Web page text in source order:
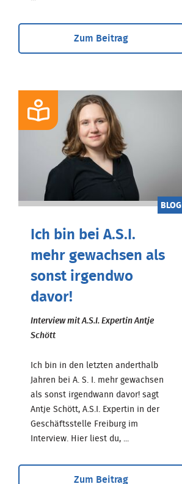
Zum Beitrag
BLOG
Ich bin bei A.S.I.
mehr gewachsen als
sonst irgendwo
davor!
Interview mit A.S.I. Expertin Antje
Schött
Ich bin in den letzten anderthalb
Jahren bei A. S. I. mehr gewachsen
als sonst irgendwann davor! sagt
Antje Schött, A.S.I. Expertin in der
Geschäftsstelle Freiburg im
Interview. Hier liest du, ...
Zum Beitrag